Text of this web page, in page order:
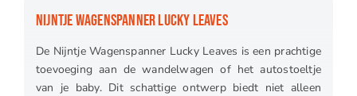
NIJNTJE WAGENSPANNER LUCKY LEAVES
De Nijntje Wagenspanner Lucky Leaves is een prachtige
toevoeging aan de wandelwagen of het autostoeltje
van je baby. Dit schattige ontwerp biedt niet alleen